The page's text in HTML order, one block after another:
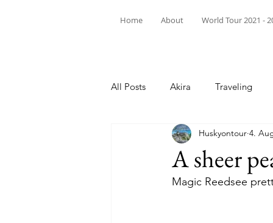
Home About World Tour 2021 -
All Posts Akira Traveling
A sheer
Huskyontour 4.
Magic Reedsee